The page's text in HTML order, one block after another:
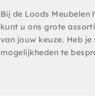
Bij de Loods
kunt u ons grote
van jouw keuze. Heb
mogelijkheden te